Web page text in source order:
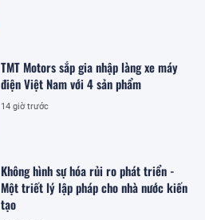
TMT Motors sắp gia nhập làng xe máy
điện Việt Nam với 4 sản phẩm
14 giờ trước
Không hình sự hóa rủi ro phát triển -
Một triết lý lập pháp cho nhà nước kiến
tạo